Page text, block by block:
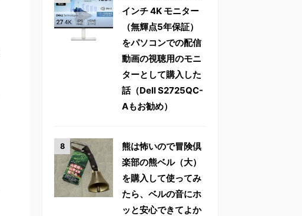
インチ 4K モニター
（無輝点5年保証）
をパソコンでの配信
動画の視聴用のモニ
ターとして購入した
話（Dell S2725QC-
Aもお勧め）
熊は怖いので冒険倶
楽部の熊ベル（大）
を購入して使ってみ
たら、ベルの音にホ
ッと安心できてよか